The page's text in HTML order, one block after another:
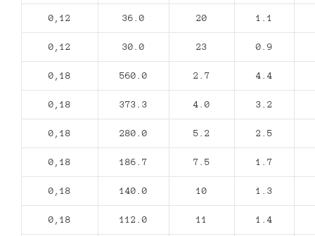
0,12 36.0 20 1.1
0,12 30.0 23 0.9
0,18 560.0 2.7 4.4
0,18 373.3 4.0 3.2
0,18 280.0 5.2 2.5
0,18 186.7 7.5 1.7
0,18 140.0 10 1.3
0,18 112.0 11 1.4